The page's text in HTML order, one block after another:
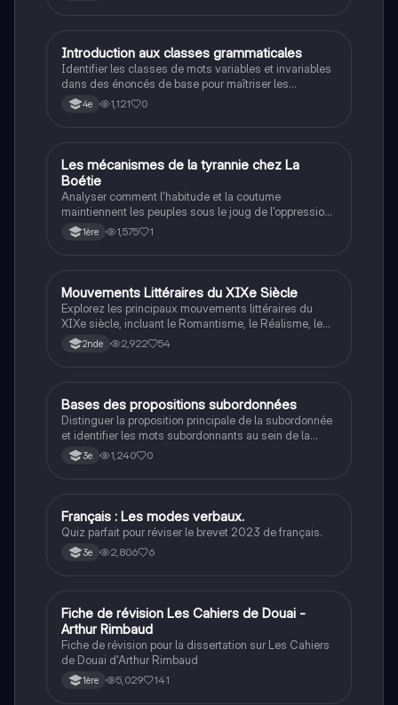
IFrançais
Introduction aux classes grammaticales
Identifier les classes de mots variables et invariables
dans des énoncés de base pour maîtriser les
fondements de la grammaire.
4e 1,121 0
LFrançais
Les mécanismes de la tyrannie chez La
Boétie
Analyser comment l'habitude et la coutume
maintiennent les peuples sous le joug de l'oppression
selon le texte.
1ère 1,575 1
Français
Mouvements Littéraires du XIXe Siècle
Explorez les principaux mouvements littéraires du
XIXe siècle, incluant le Romantisme, le Réalisme, le
Naturalisme, le Symbolisme et le Surréalisme. Cette
ressource présente les thèmes, esthétiques, procédés
cette période. Type: résumé.
2nde 2,922 54
BFrançais
Bases des propositions subordonnées
Distinguer la proposition principale de la subordonnée
et identifier les mots subordonnants au sein de la
phrase.
3e 1,240 0
FFrançais
Français : Les modes verbaux.
Quiz parfait pour réviser le brevet 2023 de français.
3e 2,806 6
Français
Fiche de révision Les Cahiers de Douai -
Arthur Rimbaud
Fiche de révision pour la dissertation sur Les Cahiers
de Douai d'Arthur Rimbaud
1ère 5,029 141